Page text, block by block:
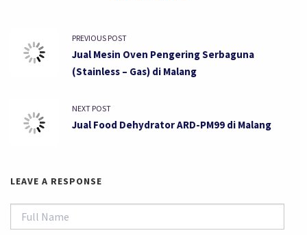
PREVIOUS POST
Jual Mesin Oven Pengering Serbaguna
(Stainless – Gas) di Malang
NEXT POST
Jual Food Dehydrator ARD-PM99 di Malang
LEAVE A RESPONSE